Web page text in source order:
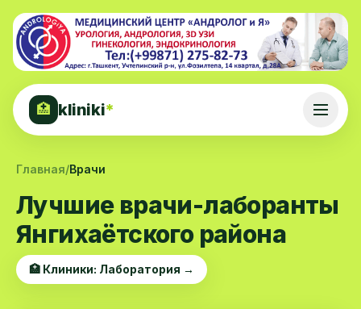
🏥 kliniki*
Главная/Врачи
Лучшие врачи-лаборанты
Янгихаётского района
🏥 Клиники: Лаборатория →